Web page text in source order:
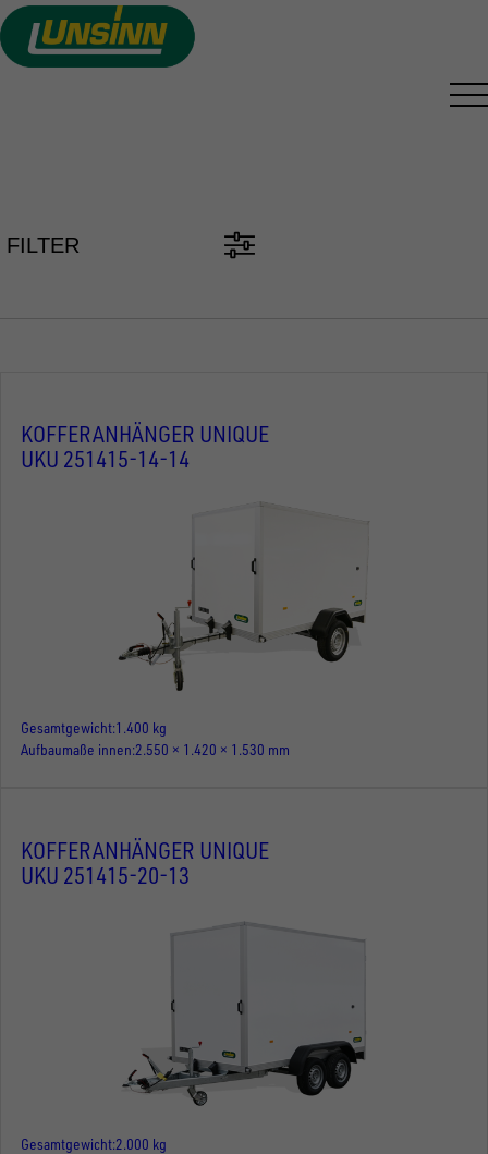
Direkt
zum
Inhalt
FILTER
KOFFERANHÄNGER UNIQUE
UKU 251415-14-14
Gesamtgewicht 1.400 kg
Aufbaumaße innen 2.550 × 1.420 × 1.530 mm
KOFFERANHÄNGER UNIQUE
UKU 251415-20-13
Gesamtgewicht 2.000 kg